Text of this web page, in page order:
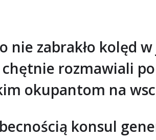
nie zabrakło kolęd
rozmawiali
okupantom na
konsul